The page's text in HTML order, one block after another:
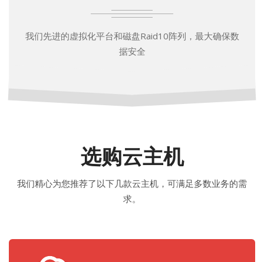
我们先进的虚拟化平台和磁盘Raid10阵列，最大确保数
据安全
选购云主机
我们精心为您推荐了以下几款云主机，可满足多数业务的需
求。